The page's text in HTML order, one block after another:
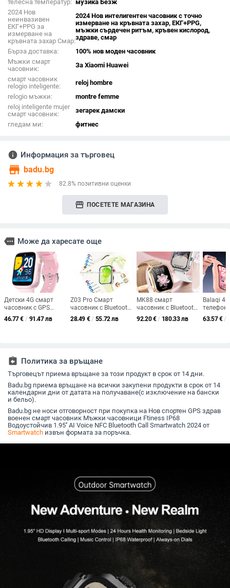
телесна температур: музика Безж
2024 Нов
неинвазивен
ЕКГ+PPG за
измерване на
кръвната захар Смар:
2024 Нов интелигентен часовник с точно
измерване на кръвната захар, ЕКГ+PPG,
мъжки сърдечен ритъм, кръвен кислород,
здраве, смар
Бърза доставка:
100% нов моден часовник
Мъжки смарт
часовник:
За Xiaomi Huawei
смарт часовник
relogio inteligente:
reloj hombre
relogio мъжки:
montre femme
reloj inteligente mujer
смарт часовник:
зегарек дамски
гледам ми:
фитнес
info Информация за търговец
store badu.bg
82.8% позитивни оценки
storefront ПОСЕТЕТЕ МАГАЗИНА
more Може да харесате още
Детски 4G смарт
часовник с GPS
позициониране,
двупосочно
46.77€ / 91.47 лв
Z03 Pro Смарт
часовник с Bluetooth
обаждания,
мониторинг на
28.49 € / 55.72 лв
MK88 смарт
часовник с Bluetooth
обаждания,
мониторинг на
92.20€ / 180.33 лв
Balaqi
с GPS
видео
63.57€ /
assignment_return Политика за връщане
Търговецът приема връщане за този продукт в срок от 14 дни.
Badu.bg приема връщане на всички закупени продукти в срок от 14
календарни дни от датата на получаване(с изключение на бански
и бельо).
Badu.bg не носи отговорност при покупка на Нов спортен GPS здрав
военен смарт часовник Мъжки часовници Ftiness IP68
Водоустойчив 1.95'' AI Voice NFC Bluetooth Call Smartwatch 2024 от
Smartwatch извън формата за поръчка.